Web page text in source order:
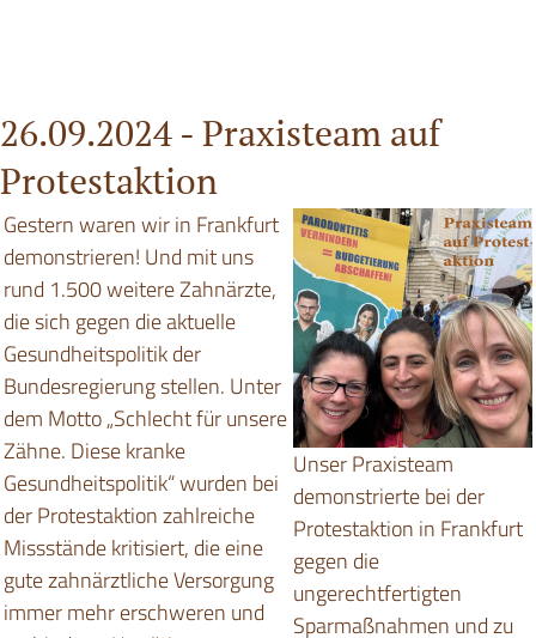
26.09.2024 - Praxisteam auf
Protestaktion
Gestern waren wir in Frankfurt
demonstrieren! Und mit uns
rund 1.500 weitere Zahnärzte,
die sich gegen die aktuelle
Gesundheitspolitik der
Bundesregierung stellen. Unter
dem Motto „Schlecht für unsere
Zähne. Diese kranke
Gesundheitspolitik“ wurden bei
der Protestaktion zahlreiche
Missstände kritisiert, die eine
gute zahnärztliche Versorgung
immer mehr erschweren und
Unser Praxisteam
demonstrierte bei der
Protestaktion in Frankfurt
gegen die
ungerechtfertigten
Sparmaßnahmen und zu